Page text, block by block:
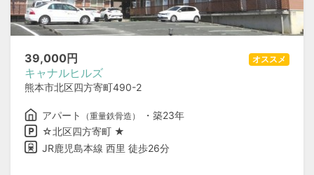
39,000円
キャナルヒルズ
熊本市北区四方寄町490-2
オススメ
アパート （重量鉄骨造）
・築23年
☆北区四方寄町 ★
JR鹿児島本線 西里 徒歩26分